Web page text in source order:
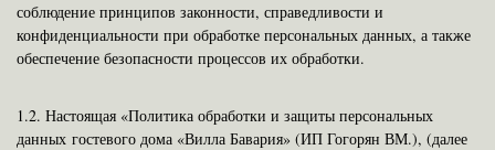
соблюдение принципов законности, справедливости и
конфиденциальности при обработке персональных данных, а также
обеспечение безопасности процессов их обработки.
1.2. Настоящая «Политика обработки и защиты персональных
данных гостевого дома «Вилла Бавария» (ИП Гогорян ВМ.), (далее